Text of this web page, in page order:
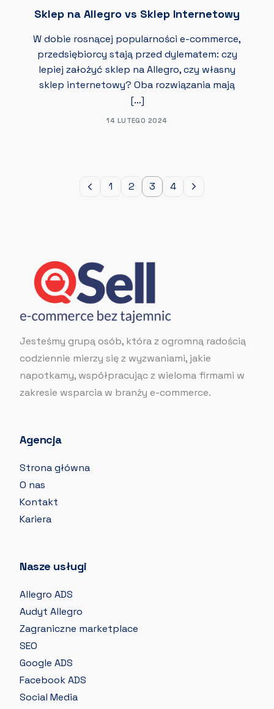
Sklep na Allegro vs Sklep Internetowy
W dobie rosnącej popularności e-commerce,
przedsiębiorcy stają przed dylematem: czy
lepiej założyć sklep na Allegro, czy własny
sklep internetowy? Oba rozwiązania mają
[…]
14 LUTEGO 2024
1 2 3 4
Jesteśmy grupą osób, która z ogromną radością
codziennie mierzy się z wyzwaniami, jakie
napotkamy, współpracując z wieloma firmami w
zakresie wsparcia w branży e-commerce.
Agencja
Strona główna
O nas
Kontakt
Kariera
Nasze usługi
Allegro ADS
Audyt Allegro
Zagraniczne marketplace
SEO
Google ADS
Facebook ADS
Social Media